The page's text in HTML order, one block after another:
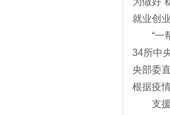
就业创
“一帮
34所中
央部委
根据疫
支援高